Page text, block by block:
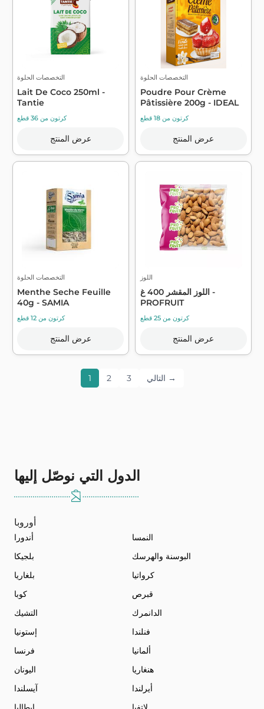
التخصصات الحلوة
Lait De Coco 250ml -
Tantie
كرتون من 36 قطع
عرض المنتج
التخصصات الحلوة
Poudre Pour Crème
Pâtissière 200g - IDEAL
كرتون من 18 قطع
عرض المنتج
التخصصات الحلوة
Menthe Seche Feuille
40g - SAMIA
كرتون من 12 قطع
عرض المنتج
اللوز
اللوز المقشر 400 غ -
PROFRUIT
كرتون من 25 قطع
عرض المنتج
1 2 3 التالي →
الدول التي نوصّل إليها
أوروبا
أندورا
النمسا
بلجيكا
البوسنة والهرسك
بلغاريا
كرواتيا
كوبا
قبرص
التشيك
الدانمرك
إستونيا
فنلندا
فرنسا
ألمانيا
اليونان
هنغاريا
آيسلندا
أيرلندا